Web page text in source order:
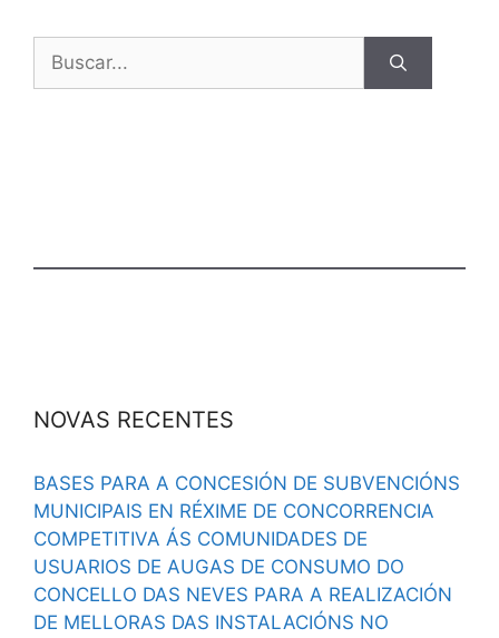
NOVAS RECENTES
BASES PARA A CONCESIÓN DE SUBVENCIÓNS
MUNICIPAIS EN RÉXIME DE CONCORRENCIA
COMPETITIVA ÁS COMUNIDADES DE
USUARIOS DE AUGAS DE CONSUMO DO
CONCELLO DAS NEVES PARA A REALIZACIÓN
DE MELLORAS DAS INSTALACIÓNS NO